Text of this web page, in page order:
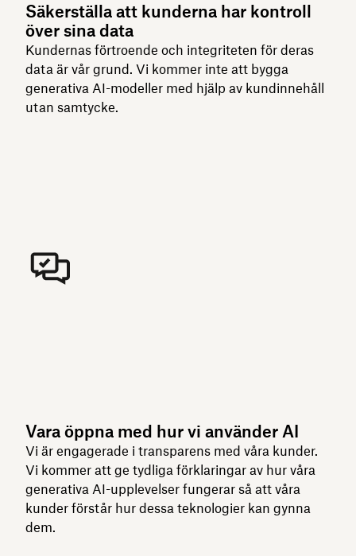
Säkerställa att kunderna har kontroll
över sina data
Kundernas förtroende och integriteten för deras
data är vår grund. Vi kommer inte att bygga
generativa AI-modeller med hjälp av kundinnehåll
utan samtycke.
Vara öppna med hur vi använder AI
Vi är engagerade i transparens med våra kunder.
Vi kommer att ge tydliga förklaringar av hur våra
generativa AI-upplevelser fungerar så att våra
kunder förstår hur dessa teknologier kan gynna
dem.